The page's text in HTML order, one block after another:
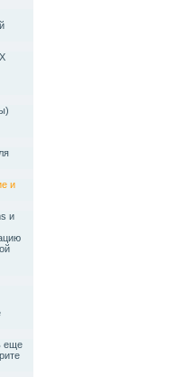
и
и
еще